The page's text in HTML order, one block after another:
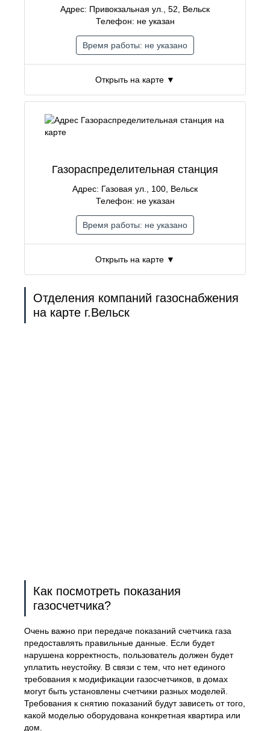
Открыть на карте ▼
Адрес: Привокзальная ул., 52, Вельск
Телефон: не указан
Время работы: не указано
Открыть на карте ▼
Газораспределительная станция
Адрес: Газовая ул., 100, Вельск
Телефон: не указан
Время работы: не указано
Отделения компаний газоснабжения
на карте г.Вельск
Как посмотреть показания
газосчетчика?
Очень важно при передаче показаний счетчика газа
предоставлять правильные данные. Если будет
нарушена корректность, пользователь должен будет
уплатить неустойку. В связи с тем, что нет единого
требования к модификации газосчетчиков, в домах
могут быть установлены счетчики разных моделей.
Требования к снятию показаний будут зависеть от того,
какой моделью оборудована конкретная квартира или
дом.